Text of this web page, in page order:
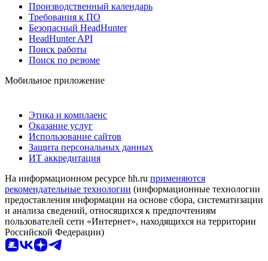
Производственный календарь
Требования к ПО
Безопасный HeadHunter
HeadHunter API
Поиск работы
Поиск по резюме
Мобильное приложение
Этика и комплаенс
Оказание услуг
Использование сайтов
Защита персональных данных
ИТ аккредитация
На информационном ресурсе hh.ru применяются
рекомендательные технологии (информационные технологии
предоставления информации на основе сбора, систематизации
и анализа сведений, относящихся к предпочтениям
пользователей сети «Интернет», находящихся на территории
Российской Федерации)